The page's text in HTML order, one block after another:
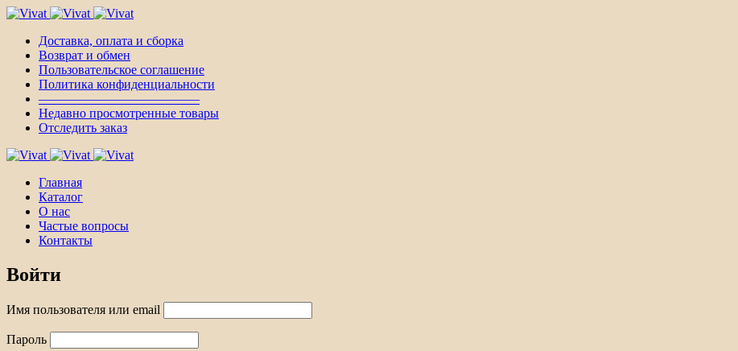
Доставка, оплата и сборка
Возврат и обмен
Пользовательское соглашение
Политика конфиденциальности
————————————–
Недавно просмотренные товары
Отследить заказ
Главная
Каталог
О нас
Частые вопросы
Контакты
Войти
Имя пользователя или email
Пароль